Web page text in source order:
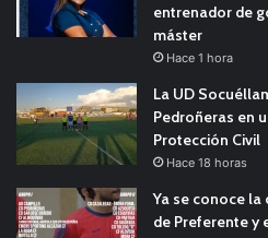
entrenador de
máster
Hace 1 hora
La UD
Pedroñeras en
Protección Civil
Hace 18 horas
Ya se conoce
de Preferente y